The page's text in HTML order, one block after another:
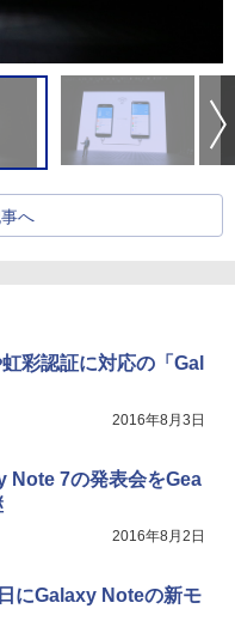
へ
彩認証に対応の「Gal
2016年8月3日
Note 7の発表会をGea
2016年8月2日
にGalaxy Noteの新モ